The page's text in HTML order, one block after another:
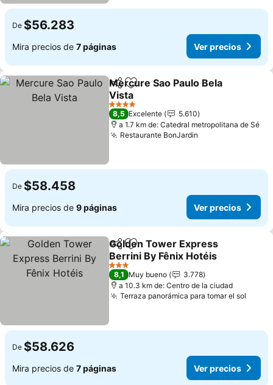
De $56.283
Mira precios de 7 páginas Ver precios
CompartirAgregar a favoritos
Mercure Sao Paulo Bela
Vista
Ver precios
4 Estrellas
8,5 Excelente
5.610
a 1.7 km de: Catedral metropolitana de Sé
Restaurante BonJardin
De $58.458
Mira precios de 9 páginas Ver precios
CompartirAgregar a favoritos
Golden Tower Express
Berrini By Fênix Hotéis
Ver precios
3 Estrellas
8,1 Muy bueno
3.778
a 10.3 km de: Centro de la ciudad
Terraza panorámica para tomar el sol
De $58.626
Mira precios de 7 páginas Ver precios